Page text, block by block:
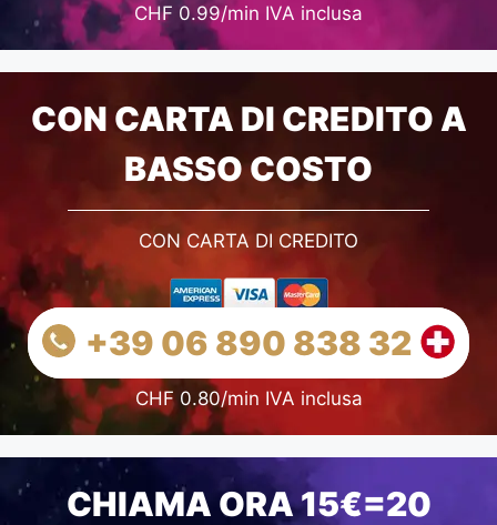
CHF 0.99/min IVA inclusa
CON CARTA DI CREDITO A
BASSO COSTO
CON CARTA DI CREDITO
+39 06 890 838 32
CHF 0.80/min IVA inclusa
CHIAMA ORA 15€=20